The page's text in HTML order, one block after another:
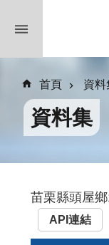
首頁 資料
資料集
苗栗縣頭屋
API連結